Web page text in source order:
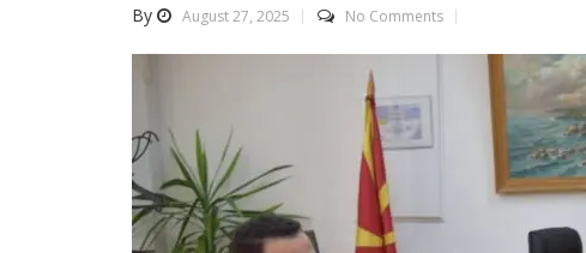
By August 27, 2025 No Comments